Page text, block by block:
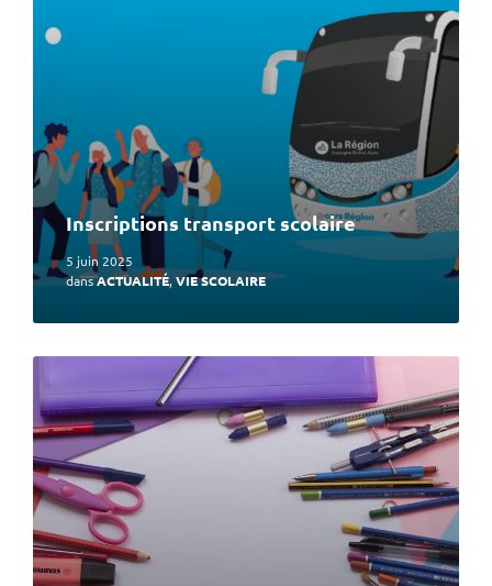
Inscriptions transport scolaire
5 juin 2025
dansACTUALITÉ,VIE SCOLAIRE
En
lire
plus